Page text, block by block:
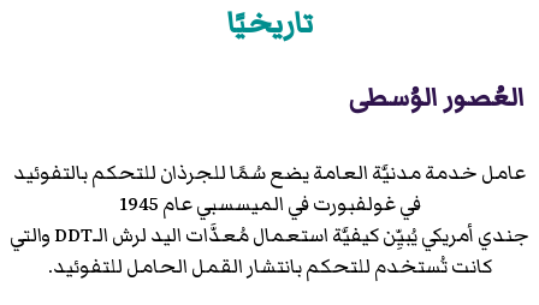
تاريخيًا
العُصور الوُسطى
عامل خدمة مدنيَّة العامة يضع سُمًا للجرذان للتحكم بالتفوئيد
في غولفبورت في الميسسبي عام 1945
جندي أمريكي يُبيِّن كيفيَّة استعمال مُعدَّات اليد لرش الـDDT والتي
كانت تُستخدم للتحكم بانتشار القمل الحامل للتفوئيد.